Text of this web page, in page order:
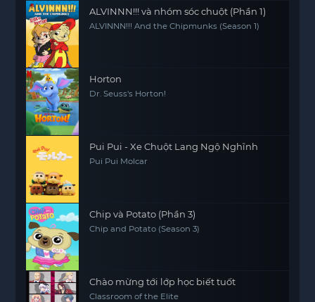
ALVINNN!!! và nhóm sóc chuột (Phần 1)
ALVINNN!!! And the Chipmunks (Season 1)
Horton
Dr. Seuss's Horton!
Pui Pui - Xe Chuột Lang Ngộ Nghĩnh
Pui Pui Molcar
Chip và Potato (Phần 3)
Chip and Potato (Season 3)
Chào mừng tới lớp học biết tuốt
Classroom of the Elite